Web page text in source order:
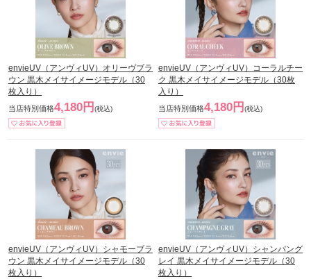
envieUV（アンヴィUV）オリーヴブラ
ウン 黒木メイサイメージモデル（30
枚入り）
当店特別価格4,180円 (税込)
envieUV（アンヴィUV）コーラルチー
ク 黒木メイサイメージモデル（30枚
入り）
当店特別価格4,180円 (税込)
envieUV（アンヴィUV）シャモーブラ
ウン 黒木メイサイメージモデル（30
枚入り）
envieUV（アンヴィUV）シャンパング
レイ 黒木メイサイメージモデル（30
枚入り）